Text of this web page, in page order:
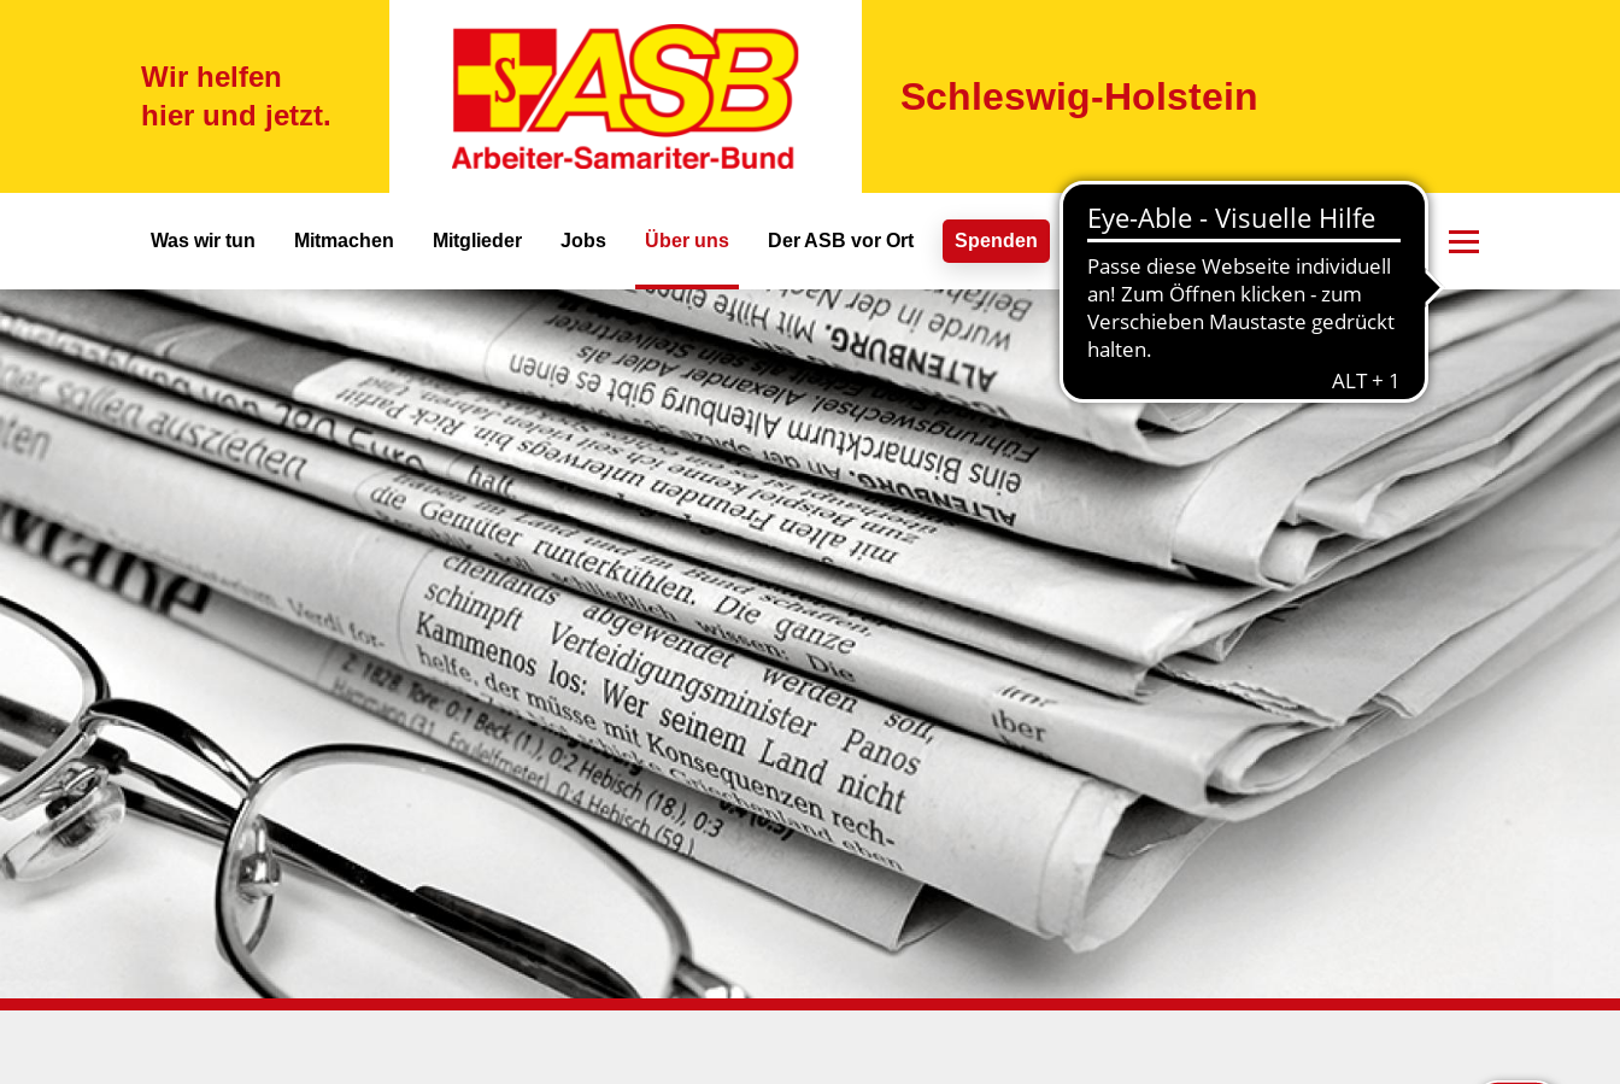
Wir helfen
hier und jetzt.
Schleswig-Holstein
Hauptnavigation
Was wir tun Mitmachen Mitglieder Jobs Über uns Der ASB vor Ort Spenden